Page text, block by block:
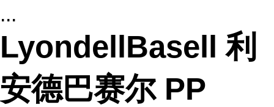
...
LyondellBasell 利
安德巴赛尔 PP